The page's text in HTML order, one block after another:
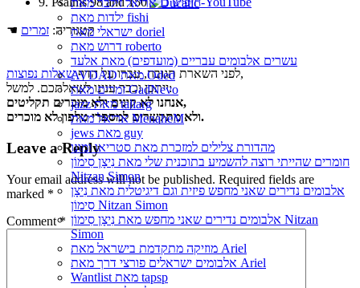
ילדות מאת fishi
ישראלי מאת doriel
דרוש מאת roberto
עשרים אלבומים עבריים (מועדפים) מאת אלעד
AVDAD מאת Oded
זמרים מאת GadNevo
jazz מאת taliarg
אריאל מאת MenaheM
jews מאת guy
מהדורת צלילים למזכרת מאת סטריאו ומונו
חומרים שהייתי רוצה להשמיע בתוכנית שלי מאת נִיצָן סִימוֹן
Nitzan Simon
אלבומים נדירים שאני מחפש פיזית וגם דיגיטלית מאת נִיצָן
סִימוֹן Nitzan Simon
אלבומים נדירים שאני מחפש מאת נִיצָן סִימוֹן Nitzan
Simon
מוזיקה מתקדמת בישראל מאת Ariel
אלבומים ישראלים פורצי דרך מאת Ariel
Wantlist מאת tapsp
☚ קטגוריה: זמרים
לפני השארת תגובה, עברו על הדףשאלות נפוצות
,
ייתכן וכבר ענינו לשאלתכם. למשל:
אנחנו לא קונים ולא מוכרים תקליטים,
ולא מתקשרים למספרי טלפון לא מוכרים.
Leave a Reply
Your email address will not be published. Required fields are
marked *
Comment*